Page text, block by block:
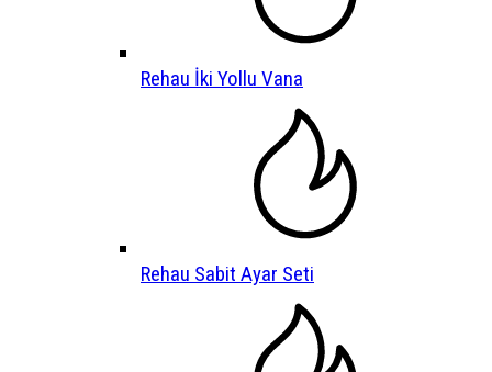
Rehau İki Yollu Vana
Rehau Sabit Ayar Seti